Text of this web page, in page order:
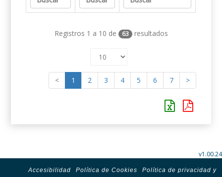
Registros 1 a 10 de 63 resultados
< 1 2 3 4 5 6 7 >
v1.00.24
Accesibilidad Política de Cookies
Política de privacidad y